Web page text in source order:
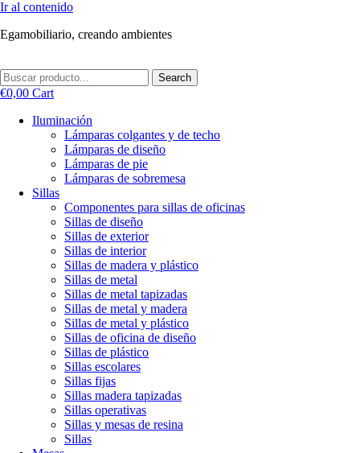
Ir al contenido
Egamobiliario, creando ambientes
Search
€0,00 Cart
Iluminación
Lámparas colgantes y de techo
Lámparas de diseño
Lámparas de pie
Lámparas de sobremesa
Sillas
Componentes para sillas de oficinas
Sillas de diseño
Sillas de exterior
Sillas de interior
Sillas de madera y plástico
Sillas de metal
Sillas de metal tapizadas
Sillas de metal y madera
Sillas de metal y plástico
Sillas de oficina de diseño
Sillas de plástico
Sillas escolares
Sillas fijas
Sillas madera tapizadas
Sillas operativas
Sillas y mesas de resina
Sillas